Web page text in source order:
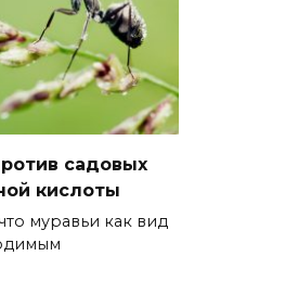
садовых
кислоты
муравьи как вид